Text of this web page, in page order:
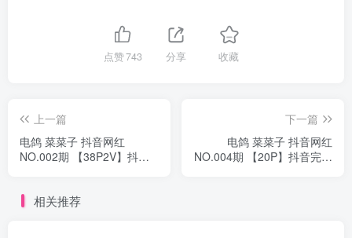
点赞743 分享 收藏
上一篇
电鸽 菜菜子 抖音网红
NO.002期 【38P2V】抖音
下一篇
电鸽 菜菜子 抖音网红
NO.004期 【20P】抖音完整
相关推荐